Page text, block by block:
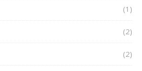
(1)
(2)
(2)